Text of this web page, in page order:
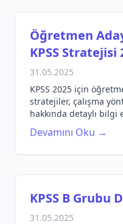
Öğretmen
KPSS Stratejisi
31.05.2025
KPSS 2025 için
stratejiler, çalışma
hakkında detaylı bilgi
Devamını Oku →
KPSS B Grubu
31.05.2025